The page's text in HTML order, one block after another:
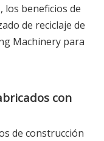
los beneficios de
de reciclaje de
Machinery para
con
de construcción